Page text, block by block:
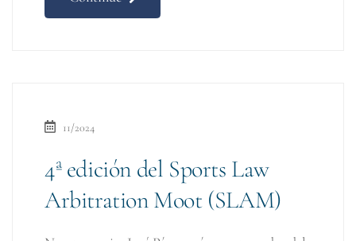
11/2024
4ª edición del Sports Law
Arbitration Moot (SLAM)